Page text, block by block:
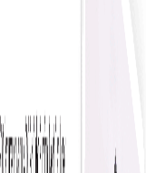
& filter e-